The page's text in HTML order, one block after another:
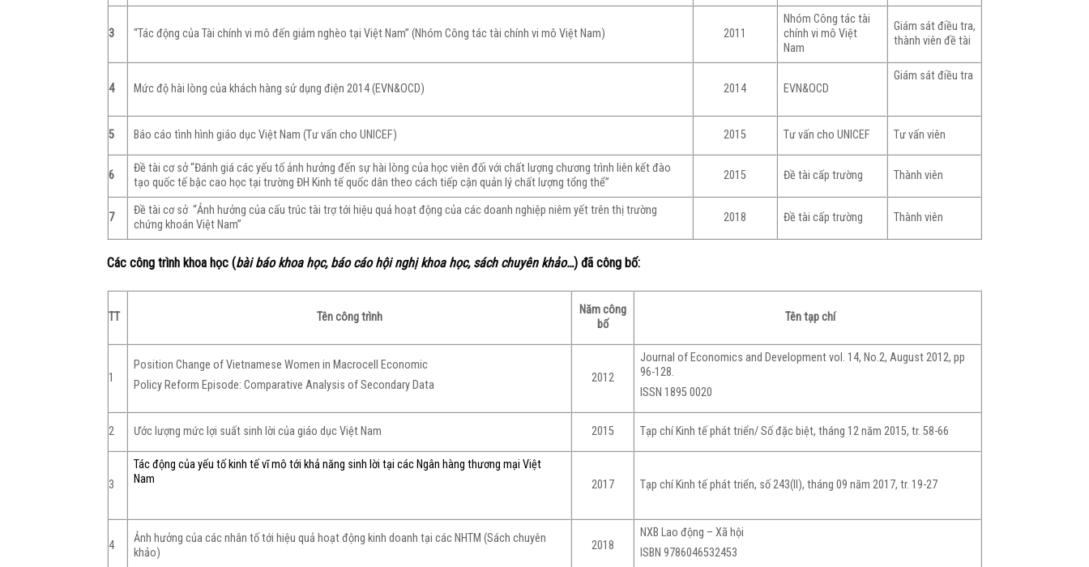
3 “Tác động của Tài chính vi mô đến giảm nghèo tại Việt Nam” (Nhóm Công tác tài chính vi mô Việt Nam) 2011
Nhóm Công tác tài
chính vi mô Việt
Nam
Giám sát điều tra,
thành viên đề tài
4 Mức độ hài lòng của khách hàng sử dụng điện 2014 (EVN&OCD) 2014 EVN&OCD
Giám sát điều tra
5 Báo cáo tình hình giáo dục Việt Nam (Tư vấn cho UNICEF) 2015 Tư vấn cho UNICEF Tư vấn viên
6
Đề tài cơ sở “Đánh giá các yếu tố ảnh hưởng đến sự hài lòng của học viên đối với chất lượng chương trình liên kết đào
tạo quốc tế bậc cao học tại trường ĐH Kinh tế quốc dân theo cách tiếp cận quản lý chất lượng tổng thể”
2015 Đề tài cấp trường Thành viên
7
Đề tài cơ sở ‘‘Ảnh hưởng của cấu trúc tài trợ tới hiệu quả hoạt động của các doanh nghiệp niêm yết trên thị trường
chứng khoán Việt Nam’’
2018 Đề tài cấp trường Thành viên
Các công trình khoa học (bài báo khoa học, báo cáo hội nghị khoa học, sách chuyên khảo…) đã công bố:
TT Tên công trình
Năm công
bố
Tên tạp chí
1
Position Change of Vietnamese Women in Macrocell Economic
Policy Reform Episode: Comparative Analysis of Secondary Data
2012
Journal of Economics and Development vol. 14, No.2, August 2012, pp
96-128.
ISSN 1895 0020
2 Ước lượng mức lợi suất sinh lời của giáo dục Việt Nam 2015 Tạp chí Kinh tế phát triển/ Số đặc biệt, tháng 12 năm 2015, tr. 58-66
3
Tác động của yếu tố kinh tế vĩ mô tới khả năng sinh lời tại các Ngân hàng thương mại Việt
Nam
2017 Tạp chí Kinh tế phát triển, số 243(II), tháng 09 năm 2017, tr. 19-27
4
Ảnh hưởng của các nhân tố tới hiệu quả hoạt động kinh doanh tại các NHTM (Sách chuyên
khảo)
2018
NXB Lao động – Xã hội
ISBN 9786046532453